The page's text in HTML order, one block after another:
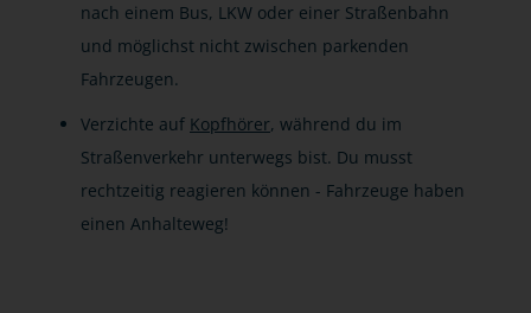
nach einem Bus, LKW oder einer Straßenbahn
und möglichst nicht zwischen parkenden
Fahrzeugen.
Verzichte auf Kopfhörer, während du im
Straßenverkehr unterwegs bist. Du musst
rechtzeitig reagieren können - Fahrzeuge haben
einen Anhalteweg!